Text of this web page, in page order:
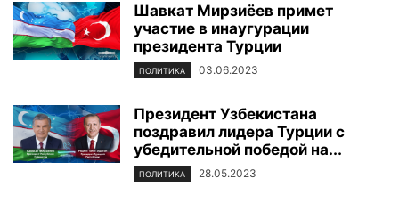
Шавкат Мирзиёев примет
участие в инаугурации
президента Турции
ПОЛИТИКА 03.06.2023
Президент Узбекистана
поздравил лидера Турции с
убедительной победой на...
ПОЛИТИКА 28.05.2023